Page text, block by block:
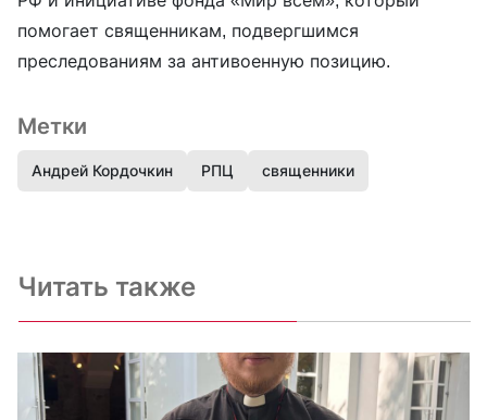
помогает священникам, подвергшимся
преследованиям за антивоенную позицию.
Метки
Андрей Кордочкин РПЦ священники
Читать также